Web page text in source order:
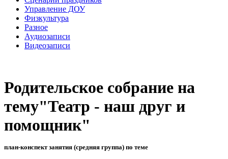
Управление ДОУ
Физкультура
Разное
Аудиозаписи
Видеозаписи
Родительское собрание на
тему"Театр - наш друг и
помощник"
план-конспект занятия (средняя группа) по теме